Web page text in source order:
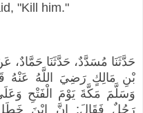
"Kill him."
حَدَّثَنَا مُسَدَّدٌ، حَدَّثَنَا
بْنِ مَالِكٍ رَضِيَ اللَّهُ عَنْهُ
وَسَلَّمَ مَكَّةَ يَوْمَ الْفَتْحِ
رَجُلٌ فَقَالَ: إِنَّ ابْنَ خَطَلٍ